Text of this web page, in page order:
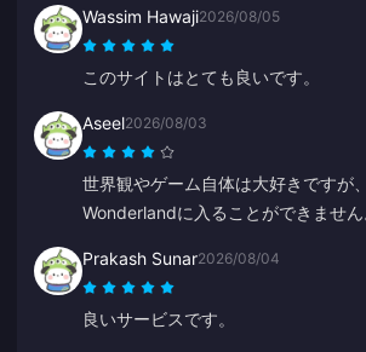
Wassim Hawaji2026/08/05
このサイトはとても良いです。
Aseel2026/08/03
世界観やゲーム自体は大好きですが
Wonderlandに入ることができません
Prakash Sunar2026/08/04
良いサービスです。